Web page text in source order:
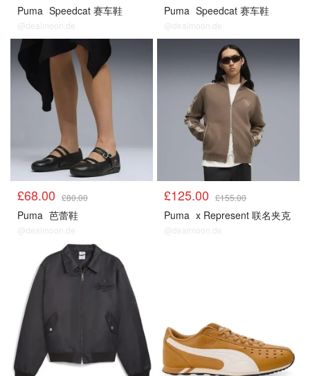
Puma Speedcat 赛车鞋
@dealmoon.de
Puma Speedcat 赛车鞋
@dealmoon.de
£68.00 £80.00
Puma 芭蕾鞋
@dealmoon.de
£125.00 £155.00
Puma x Represent 联名夹克
@dealmoon.de